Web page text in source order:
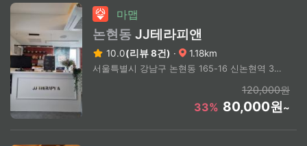
마맵
논현동 JJ테라피앤
10.0(리뷰 8건) · 1.18km
서울특별시 강남구 논현동 165-16 신논현역 3번 출구
120,000원
33% 80,000원~